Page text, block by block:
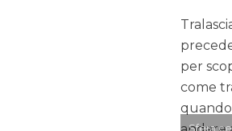
per
come
Sfera